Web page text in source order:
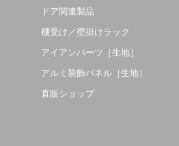
ドア関連製品
棚受け／壁掛けラック
アイアンパーツ［生地］
アルミ装飾パネル［生地］
直販ショップ